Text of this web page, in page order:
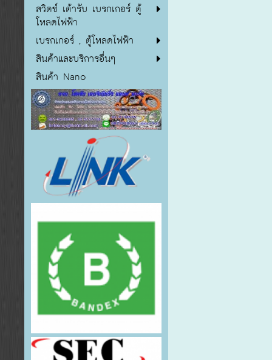
สวิตซ์ เต้ารับ เบรกเกอร์ ตู้
โหลดไฟฟ้า
เบรกเกอร์ , ตู้โหลดไฟฟ้า
สินค้าและบริการอื่นๆ
สินค้า Nano